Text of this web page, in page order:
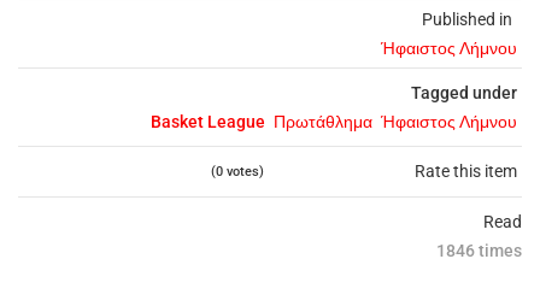
Published in
Ήφαιστος Λήμνου
Tagged under
Basket League Πρωτάθλημα Ήφαιστος Λήμνου
Rate this item
(0 votes)
Read
1846 times